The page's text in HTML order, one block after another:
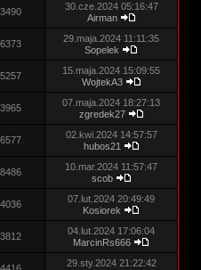
30.cze.2024 05:16:47
Airman
29.maja.2024 11:11:35
Sopelek
15.maja.2024 15:09:55
WojtekA3
07.maja.2024 18:27:13
zgredek27
02.kwi.2024 14:57:57
hubos21
10.mar.2024 11:57:47
scob
07.lut.2024 20:49:49
Kosiorek
04.lut.2024 17:06:04
MarcinRs666
29.sty.2024 21:22:42